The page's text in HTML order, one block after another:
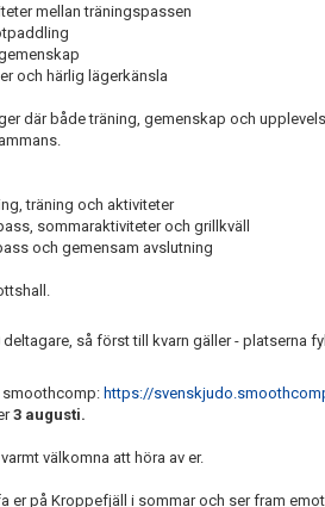
mellan träningspassen
och härlig lägerkänsla
där både träning, gemenskap och
träning och aktiviteter
sommaraktiviteter och grillkväll
och gemensam avslutning
så först till kvarn gäller - platserna
smoothcomp: https://
3 augusti.
välkomna att höra av er.
er på Kroppefjäll i sommar och ser fram